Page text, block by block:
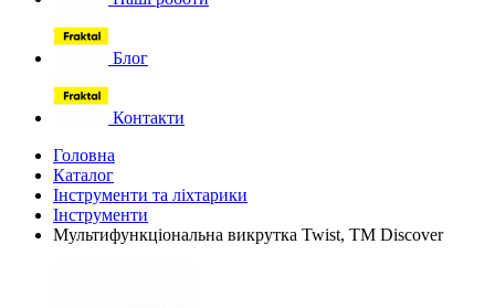
Блог
Контакти
Головна
Каталог
Інструменти та ліхтарики
Інструменти
Мультифункціональна викрутка Twist, TM Discover